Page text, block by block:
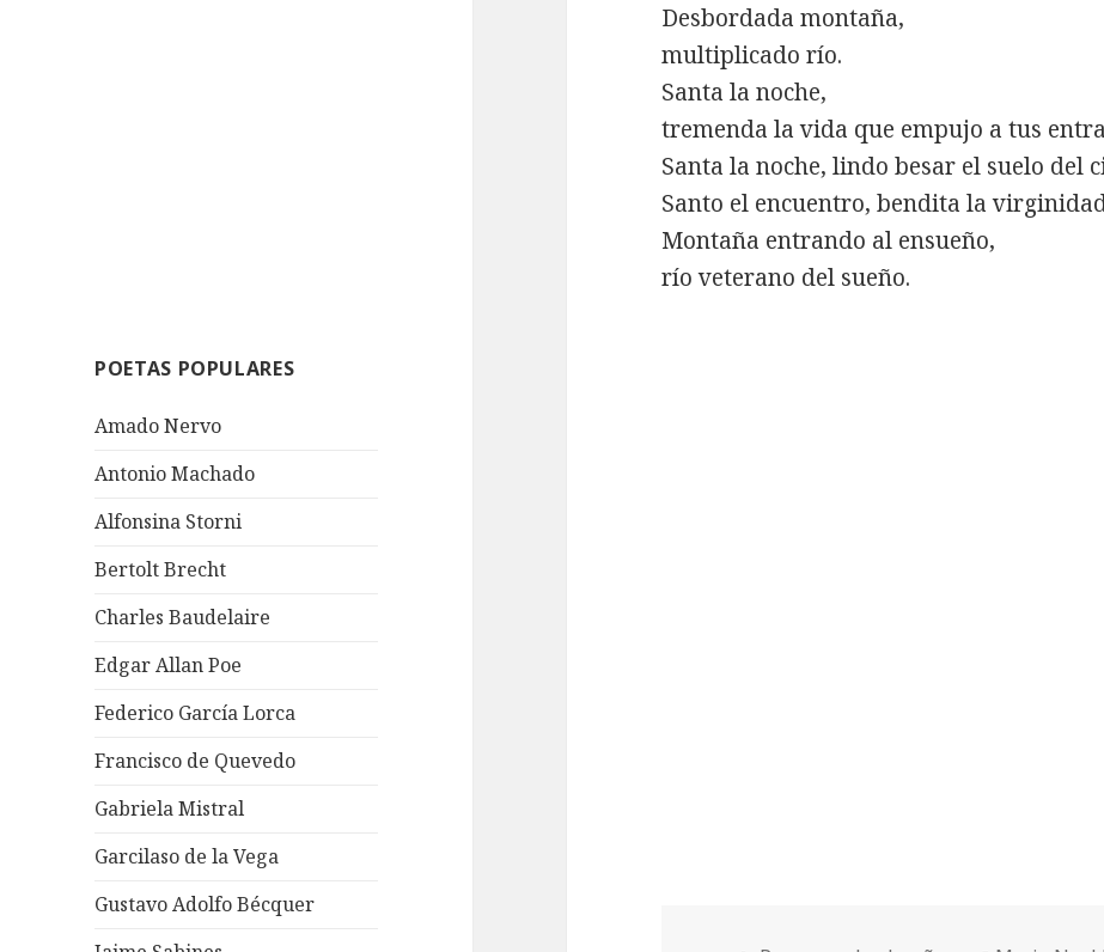
POETAS POPULARES
Amado Nervo
Antonio Machado
Alfonsina Storni
Bertolt Brecht
Charles Baudelaire
Edgar Allan Poe
Federico García Lorca
Francisco de Quevedo
Gabriela Mistral
Garcilaso de la Vega
Gustavo Adolfo Bécquer
Desbordada montaña,
multiplicado río.
Santa la noche,
tremenda la vida que empujo a tus
Santa la noche, lindo besar el suelo del
Santo el encuentro, bendita la
Montaña entrando al ensueño,
río veterano del sueño.